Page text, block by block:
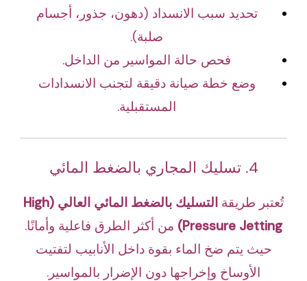
تحديد سبب الانسداد (دهون، جذور، أجسام
صلبة).
فحص حالة المواسير من الداخل.
وضع خطة صيانة دقيقة لتجنب الانسدادات
المستقبلية.
4. تسليك المجاري بالضغط المائي
تُعتبر طريقة
التسليك بالضغط المائي العالي (High
Pressure Jetting) من أكثر الطرق فاعلية وأمانًا.
حيث يتم ضخ الماء بقوة داخل الأنابيب لتفتيت
الأوساخ وإخراجها دون الإضرار بالمواسير.